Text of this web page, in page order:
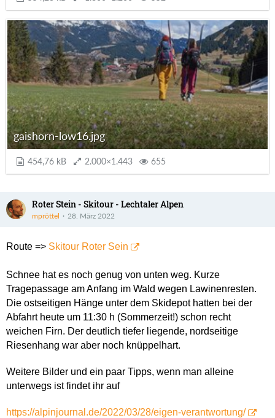
gaishorn-low16.jpg
454,76 kB 2.000×1.443 655
Roter Stein - Skitour - Lechtaler Alpen
mpröttel 28. März 2022
Route => Skitour Roter Sein
Schnee hat es noch genug von unten weg. Kurze
Tragepassage am Anfang im Wald wegen Lawinenresten.
Die ostseitigen Hänge unter dem Skidepot hatten bei der
Abfahrt heute um 11:30 h (Sommerzeit!) schon recht
weichen Firn. Der deutlich tiefer liegende, nordseitige
Riesenhang war aber noch knüppelhart.
Weitere Bilder und ein paar Tipps, wenn man alleine
unterwegs ist findet ihr auf
https://alpinjournal.de/2022/03/28/eigen-verantwortung/